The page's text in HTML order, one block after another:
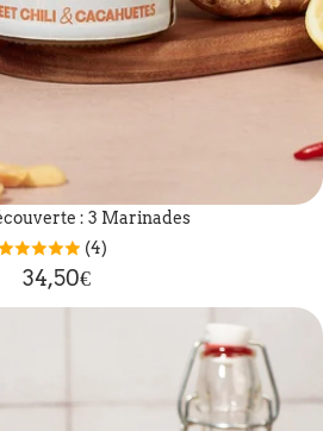
: 3 Marinades
(4)
34,50€